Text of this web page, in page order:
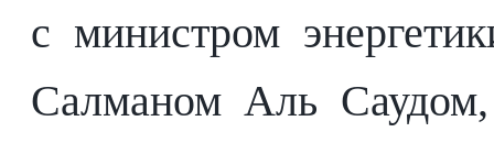
с министром
Салманом Аль